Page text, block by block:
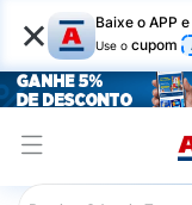
× Baixe o APP
Use o cupom